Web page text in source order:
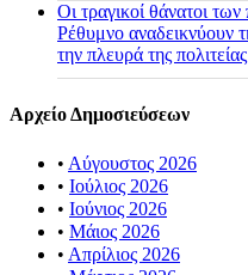
Οι τραγικοί θάνατοι
Ρέθυμνο αναδεικνύουν
την πλευρά της πολιτείας
Αρχείο Δημοσιεύσεων
• Αύγουστος 2026
• Ιούλιος 2026
• Ιούνιος 2026
• Μάιος 2026
• Απρίλιος 2026